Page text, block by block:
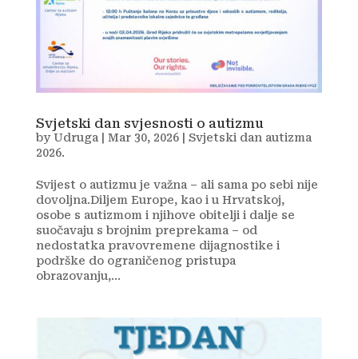
Svjetski dan svjesnosti o autizmu
byUdruga| Mar 30, 2026| Svjetski dan autizma
2026.
Svijest o autizmu je važna – ali sama po sebi nije
dovoljna.Diljem Europe, kao i u Hrvatskoj,
osobe s autizmom i njihove obitelji i dalje se
suočavaju s brojnim preprekama – od
nedostatka pravovremene dijagnostike i
podrške do ograničenog pristupa
obrazovanju,...